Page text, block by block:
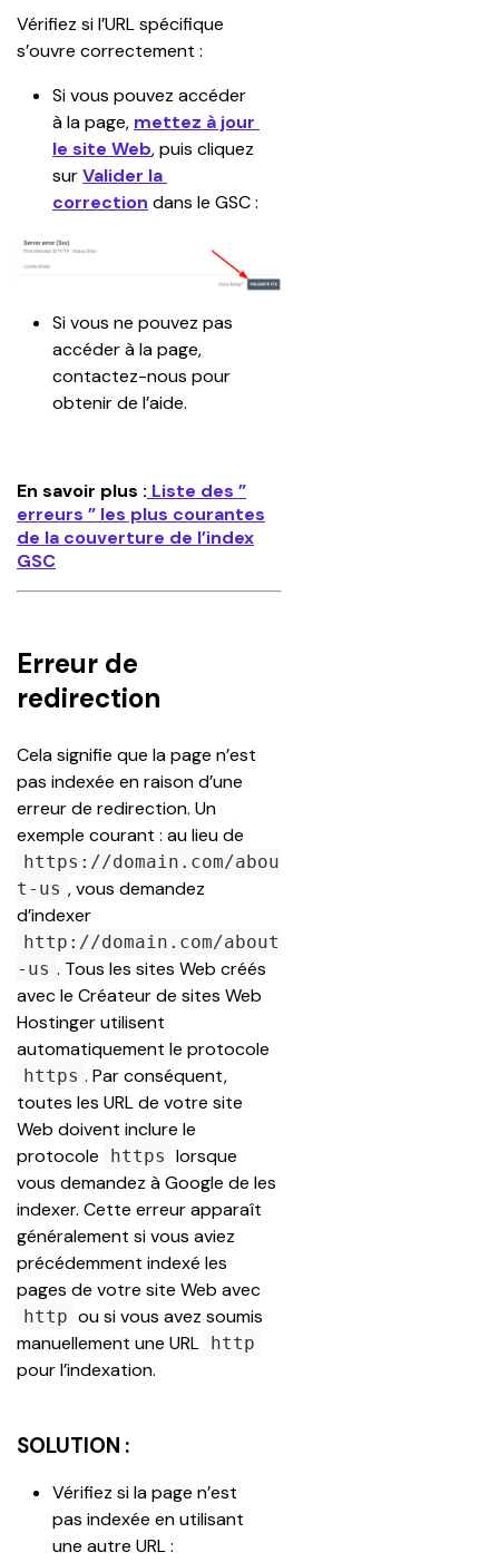
Vérifiez si l’URL spécifique
s’ouvre correctement :
Si vous pouvez accéder
à la page, mettez à jour
le site Web, puis cliquez
sur Valider la
correction dans le GSC :
Si vous ne pouvez pas
accéder à la page,
contactez-nous pour
obtenir de l’aide.
En savoir plus : Liste des ”
erreurs ” les plus courantes
de la couverture de l’index
GSC
Erreur de
redirection
Cela signifie que la page n’est
pas indexée en raison d’une
erreur de redirection. Un
exemple courant : au lieu de
https://domain.com/abou
t-us , vous demandez
d’indexer
http://domain.com/about
-us . Tous les sites Web créés
avec le Créateur de sites Web
Hostinger utilisent
automatiquement le protocole
https . Par conséquent,
toutes les URL de votre site
Web doivent inclure le
protocole
https lorsque
vous demandez à Google de les
indexer. Cette erreur apparaît
généralement si vous aviez
précédemment indexé les
pages de votre site Web avec
http ou si vous avez soumis
manuellement une URL http
pour l’indexation.
SOLUTION :
Vérifiez si la page n’est
pas indexée en utilisant
une autre URL :